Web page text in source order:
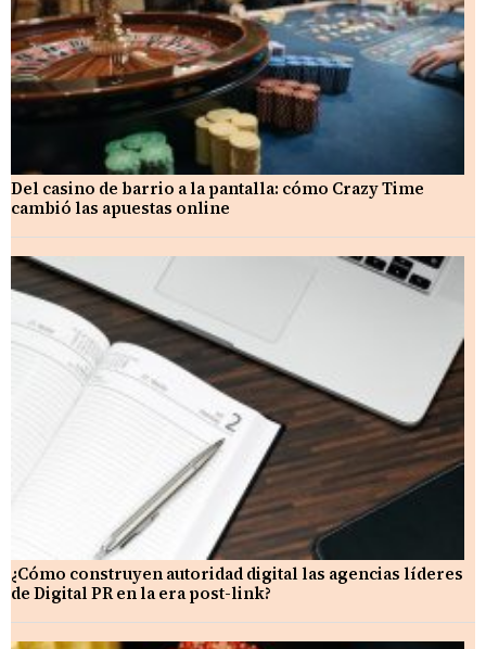
Del casino de barrio a la pantalla: cómo Crazy Time
cambió las apuestas online
¿Cómo construyen autoridad digital las agencias líderes
de Digital PR en la era post-link?